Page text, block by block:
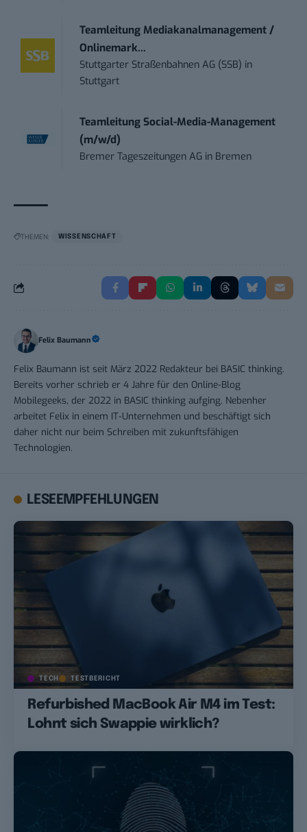
Teamleitung Mediakanalmanagement /
Onlinemark...
Stuttgarter Straßenbahnen AG (SSB) in
Stuttgart
Teamleitung Social-Media-Management
(m/w/d)
Bremer Tageszeitungen AG in Bremen
THEMEN: WISSENSCHAFT
Felix Baumann
Felix Baumann ist seit März 2022 Redakteur bei BASIC thinking.
Bereits vorher schrieb er 4 Jahre für den Online-Blog
Mobilegeeks, der 2022 in BASIC thinking aufging. Nebenher
arbeitet Felix in einem IT-Unternehmen und beschäftigt sich
daher nicht nur beim Schreiben mit zukunftsfähigen
Technologien.
LESEEMPFEHLUNGEN
TECH TESTBERICHT
Refurbished MacBook Air M4 im Test:
Lohnt sich Swappie wirklich?